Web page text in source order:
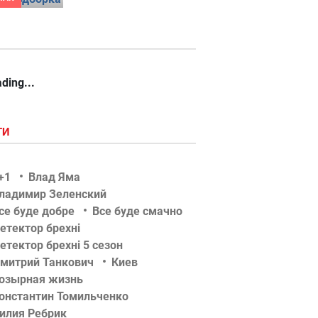
Влад Яма
Зеленский
буде добре
Все буде смачно
брехні
брехні 5 сезон
Танкович
Киев
жизнь
Томильченко
Ребрик